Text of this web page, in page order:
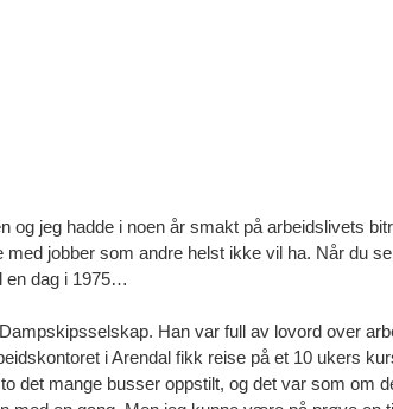
jeg hadde i noen år smakt på arbeidslivets
jobber som andre helst ikke vil ha. Når du
en dag i 1975…
Han var full av lovord over
i Arendal fikk reise på et 10 ukers
det mange busser oppstilt, og det var som om